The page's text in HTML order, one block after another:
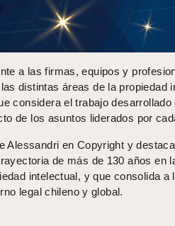
a las firmas, equipos y
distintas áreas de la propiedad
considera el trabajo desarrollado
de los asuntos liderados por
Alessandri en Copyright y
de más de 130 años en
intelectual, y que consolida a
legal chileno y global.